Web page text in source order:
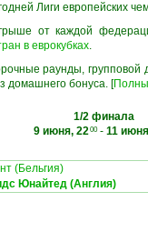
Лиги европейских
от каждой
в еврокубках.
раунды,
домашнего бонуса. [
1/2 финала
9 июня, 2200- 11
(Бельгия)
Юнайтед (Англия)